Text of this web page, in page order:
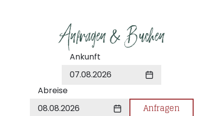
Anfragen & Buchen
Ankunft
07.08.2026
Abreise
08.08.2026
Anfragen